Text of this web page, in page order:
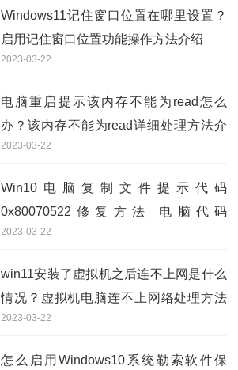
Windows11记住窗口位置在哪里设置？
启用记住窗口位置功能操作方法介绍
2023-03-22
电脑重启提示该内存不能为read怎么
办？该内存不能为read详细处理方法介
绍
2023-03-22
Win10电脑复制文件提示代码
0x80070522修复方法 电脑代码
0x80070522怎么办？
2023-03-22
win11安装了虚拟机之后连不上网是什么
情况？虚拟机电脑连不上网络处理方法
分享
2023-03-22
怎么启用Windows10系统勒索软件保